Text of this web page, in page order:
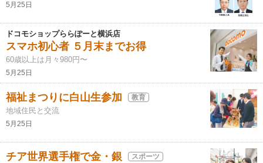
5月25日
ドコモショップららぽーと横浜店
スマホ初心者 ５月末までお得
60歳以上は月々980円〜
5月25日
福祉まつりに白山生参加 教育
地域住民と交流
5月25日
チア世界選手権で金・銀 スポーツ